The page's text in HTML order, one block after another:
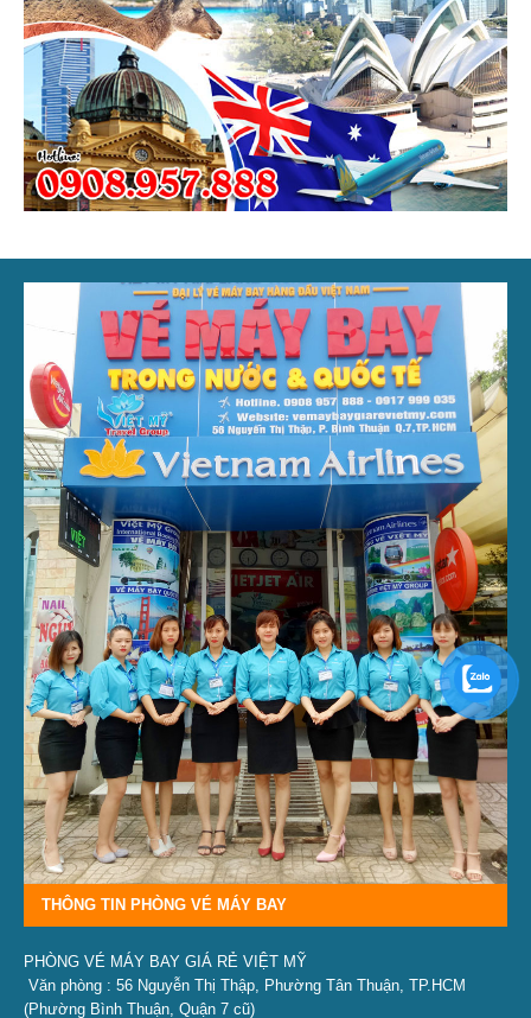
THÔNG TIN PHÒNG VÉ MÁY BAY
PHÒNG VÉ MÁY BAY GIÁ RẺ VIỆT MỸ
Văn phòng : 56 Nguyễn Thị Thập, Phường Tân Thuận, TP.HCM
(Phường Bình Thuận, Quận 7 cũ)